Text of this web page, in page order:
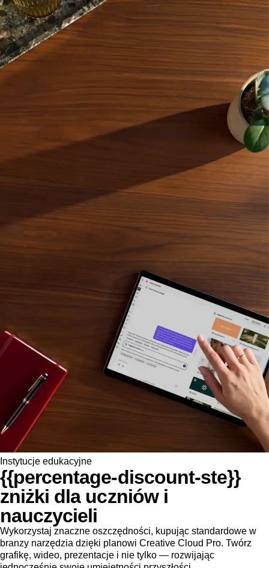
Instytucje edukacyjne
{{percentage-discount-ste}}
zniżki dla uczniów i
nauczycieli
Wykorzystaj znaczne oszczędności, kupując standardowe w
branzy narzędzia dzięki planowi Creative Cloud Pro. Twórz
grafikę, wideo, prezentacje i nie tylko — rozwijając